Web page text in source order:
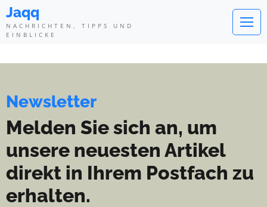
Jaqq - Nachrichten, Tipps und
Jaqq
NACHRICHTEN, TIPPS UND
EINBLICKE
Newsletter
Melden Sie sich an, um
unsere neuesten Artikel
direkt in Ihrem Postfach zu
erhalten.